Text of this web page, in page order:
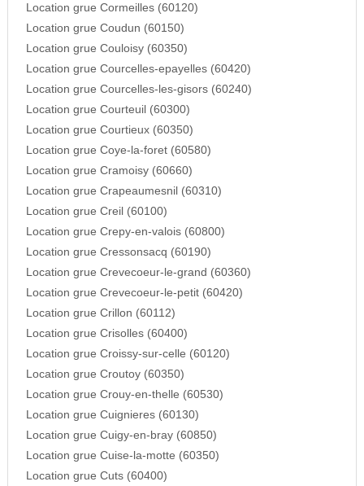
Location grue Cormeilles (60120)
Location grue Coudun (60150)
Location grue Couloisy (60350)
Location grue Courcelles-epayelles (60420)
Location grue Courcelles-les-gisors (60240)
Location grue Courteuil (60300)
Location grue Courtieux (60350)
Location grue Coye-la-foret (60580)
Location grue Cramoisy (60660)
Location grue Crapeaumesnil (60310)
Location grue Creil (60100)
Location grue Crepy-en-valois (60800)
Location grue Cressonsacq (60190)
Location grue Crevecoeur-le-grand (60360)
Location grue Crevecoeur-le-petit (60420)
Location grue Crillon (60112)
Location grue Crisolles (60400)
Location grue Croissy-sur-celle (60120)
Location grue Croutoy (60350)
Location grue Crouy-en-thelle (60530)
Location grue Cuignieres (60130)
Location grue Cuigy-en-bray (60850)
Location grue Cuise-la-motte (60350)
Location grue Cuts (60400)